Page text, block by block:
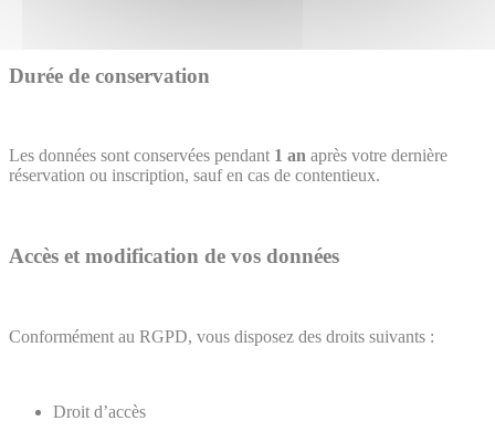
Durée de conservation
Les données sont conservées pendant 1 an après votre dernière
réservation ou inscription, sauf en cas de contentieux.
Accès et modification de vos données
Conformément au RGPD, vous disposez des droits suivants :
Droit d’accès